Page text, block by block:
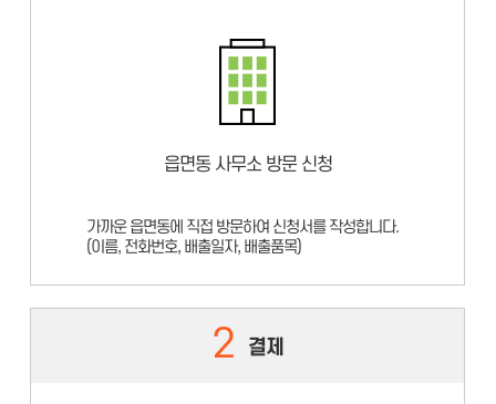
읍면동 사무소 방문 신청
가까운 읍면동에 직접 방문하여 신청서를 작성합니다.
(이름, 전화번호, 배출일자, 배출품목)
2 결제